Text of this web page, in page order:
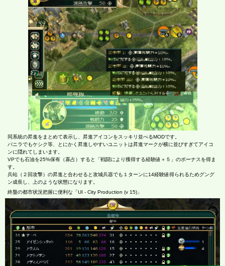
同系統の昇進をまとめて表示し、昇進アイコンをスッキリ並べるMODです。
バニラでもケシク等、とにかく昇進しやすいユニットは昇進マークが横に並びすぎてアイコ
ンに隠れてしまいます。
VPでも石油を25%保有（寡占）すると「戦闘により獲得する経験値＋５」のボーナスを得ま
す。
兵站（２回攻撃）の昇進と合わせると攻城兵器でも１ターンに14経験値得られるためグング
ン成長し、上のような状態になります。
終盤の都市状況把握に便利な「UI - City Production (v 15)」